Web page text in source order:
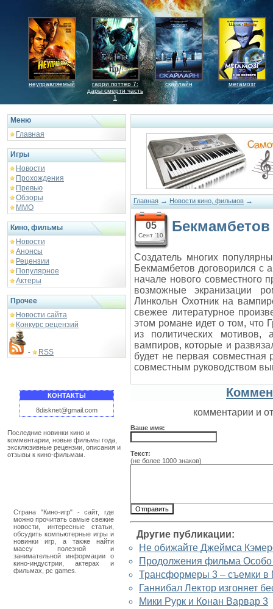
неуправляемый
гарри поттер 7:
дары смерти часть
1
скайлайн мегамозг
Меню
Главная
Игры
Новости
Прохождения
Превью
Обзоры
ММО
Кино, фильмы
Новости
Анонсы
Рецензии
Популярное
Актеры
Прочее
Новости сайта
Конкурс рецензий
- RSS
КОНТАКТЫ
8disknet@gmail.com
Последние новинки кино и
комментарии, новые фильмы года,
эксклюзивные рецензии, описания и
отзывы к кино-фильмам.
Страна "Кино-игр" - сайт, где
можно прочитать самые свежие
новости, интересные статьи,
обсудить компьютерные игры и
новинки игр, а также найти
массу полезной и
занимательной информации о
кино-индустрии, актерах и
фильмах, pc games.
Главная → Новости кино, фильмов →
05
Сент '10
Создатель многих
Бекмамбетов договорился с
начале нового совместного
возможные экранизации
Линкольн Охотник на
свежее литературное
этом романе идет о том, что
из политических
вампиров, которые и
будет не первая
совместным руководством
комментарии и
Ваше имя:
Текст:
(не более 1000 знаков)
Другие публикации:
Не обижайте Джеймса
Продолжения фильма Особо
Трансформеры 3 – съемки в
Ганнибал Лектор изгоняет
Мики Рурк и Конан Варвар 3